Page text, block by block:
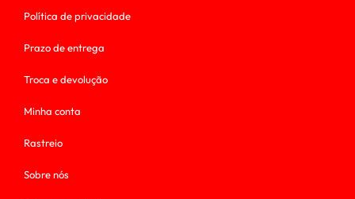
Política de privacidade
Prazo de entrega
Troca e devolução
Minha conta
Rastreio
Sobre nós